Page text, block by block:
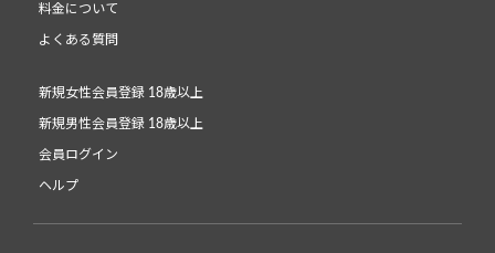
料金について
よくある質問
新規女性会員登録 18歳以上
新規男性会員登録 18歳以上
会員ログイン
ヘルプ